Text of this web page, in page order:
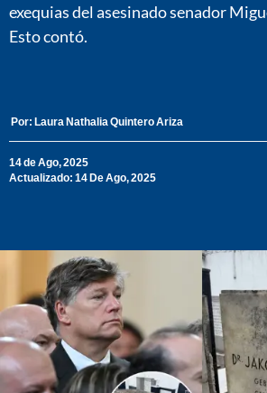
exequias del asesinado senador
Esto contó.
Por: Laura Nathalia Quintero Ariza
14 de Ago, 2025
Actualizado: 14 De Ago, 2025